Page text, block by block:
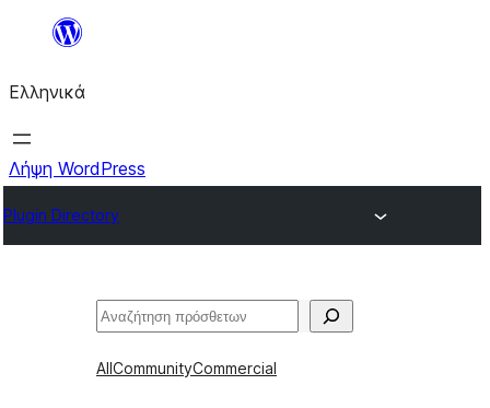
Μετάβαση
περιεχόμενο
Ελληνικά
Λήψη WordPress
Plugin Directory
Αναζήτηση
AllCommunityCommercial